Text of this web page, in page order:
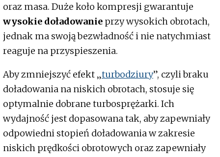
oraz masa. Duże koło kompresji gwarantuje
wysokie doładowanie przy wysokich obrotach,
jednak ma swoją bezwładność i nie natychmiast
reaguje na przyspieszenia.
Aby zmniejszyć efekt „turbodziury”, czyli braku
doładowania na niskich obrotach, stosuje się
optymalnie dobrane turbosprężarki. Ich
wydajność jest dopasowana tak, aby zapewniały
odpowiedni stopień doładowania w zakresie
niskich prędkości obrotowych oraz zapewniały